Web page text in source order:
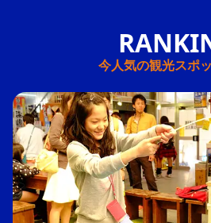
今人気の観光スポ